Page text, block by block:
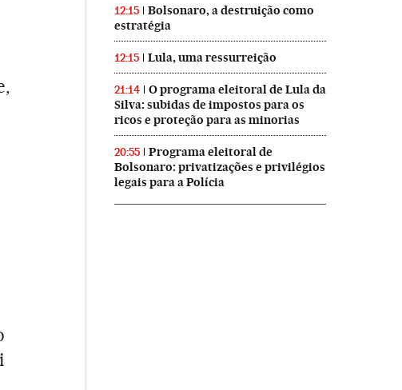
12:15
Bolsonaro, a destruição como
estratégia
12:15 Lula, uma ressurreição
21:14
O programa eleitoral de Lula da
Silva: subidas de impostos para os
ricos e proteção para as minorias
20:55
Programa eleitoral de
Bolsonaro: privatizações e privilégios
legais para a Polícia